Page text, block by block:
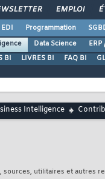
EMPLOI
EDI Programmation
Data Science ERP
BI LIVRES BI FAQ BI
Intelligence
utilitaires et autres